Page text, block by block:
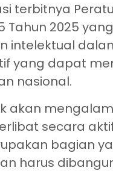
terbitnya
Tahun 2025
yang dapat
nasional.
akan
secara
bagian
harus